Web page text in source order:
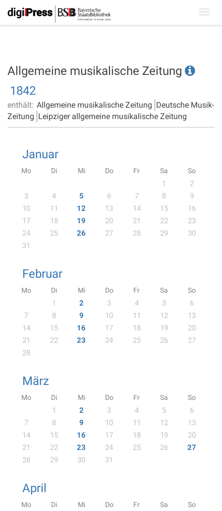
Allgemeine musikalische Zeitung
1842
enthält: Allgemeine musikalische Zeitung Deutsche Musik-
Zeitung Leipziger allgemeine musikalische Zeitung
Januar
Mo Di Mi Do Fr Sa So
1
2
3
4 5 6 7 8
9
10
11 12 13 14 15
16
17
18 19 20 21 22
23
24
25 26 27 28 29
30
31
Februar
Mo Di Mi Do Fr Sa So
1 2 3 4 5
6
7
8 9 10 11 12
13
14
15 16 17 18 19
20
21
22 23 24 25 26
27
28
März
Mo Di Mi Do Fr Sa So
1 2 3 4 5
6
7
8 9 10 11 12
13
14
15 16 17 18 19
20
21
22 23 24 25 26
27
28
29 30 31
April
Mo Di Mi Do Fr Sa So